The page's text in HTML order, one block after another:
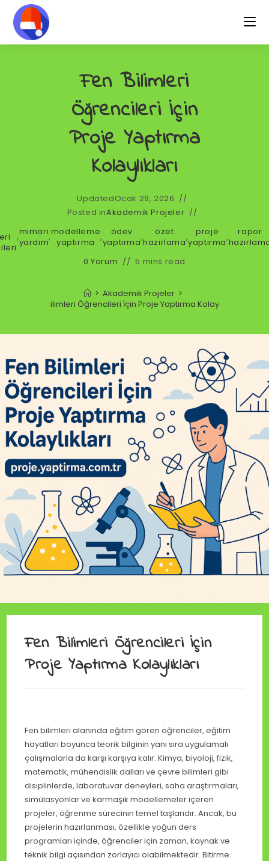
Fen Bilimleri
Öğrencileri İçin
Proje Yaptırma
Kolaylıkları
UpdatedOcak 29, 2026
Posted inAkademik Projeler
,mimari
yardım,modelleme
yaptırma ,
ödev
yaptırma,
özet
hazırlama,
proje
yaptırma,
rapor
0 Yorum
5 mins read
> Akademik Projeler >
Fen Bilimleri Öğrencileri İçin Proje Yaptırma Kolaylıkları
Fen Bilimleri Öğrencileri İçin
Proje Yaptırma Kolaylıkları
Fen bilimleri alanında eğitim gören öğrenciler, eğitim
hayatları boyunca teorik bilginin yanı sıra uygulamalı
çalışmalarla da karşı karşıya kalır. Kimya, biyoloji, fizik,
matematik, mühendislik dalları ve çevre bilimleri gibi
disiplinlerde, laboratuvar deneyleri, saha araştırmaları,
simülasyonlar ve karmaşık modellemeler içeren
projeler, öğrenme sürecinin temel taşlarıdır. Ancak, bu
projelerin hazırlanması, özellikle yoğun ders
programları içinde, öğrenciler için zaman, kaynak ve
teknik bilgi açısından zorlayıcı olabilmektedir. Bitirme